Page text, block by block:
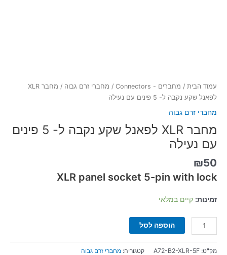
עמוד הבית / מחברים - Connectors / מחברי זרם גבוה
/ מחבר XLR
לפאנל שקע נקבה ל- 5 פינים עם נעילה
מחברי זרם גבוה
מחבר XLR לפאנל שקע נקבה ל- 5 פינים
עם נעילה
₪50
XLR panel socket 5-pin with lock
זמינות: קיים במלאי
הוספה לסל
מק"ט: A72-B2-XLR-5F קטגוריה: מחברי זרם גבוה